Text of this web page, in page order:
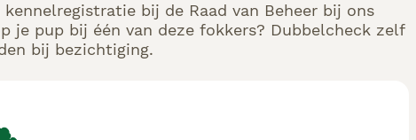
bij de Raad van Beheer bij ons
je pup bij één van deze fokkers? Dubbelcheck zelf
bij bezichtiging.